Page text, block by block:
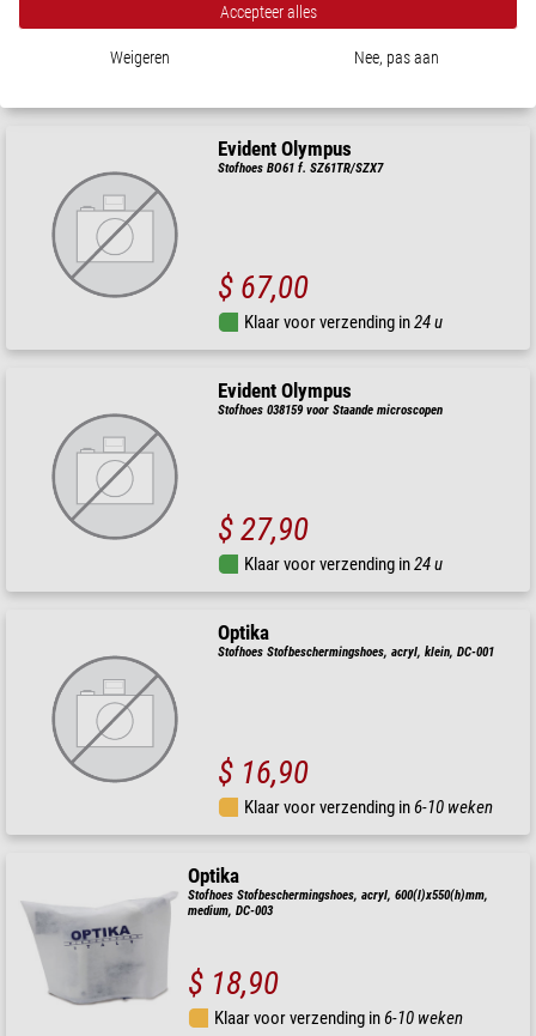
Evident Olympus
Stofhoes BO61 f. SZ61TR/SZX7
$ 67,00
Klaar voor verzending in24 u
Evident Olympus
Stofhoes 038159 voor Staande microscopen
$ 27,90
Klaar voor verzending in24 u
Optika
Stofhoes Stofbeschermingshoes, acryl, klein, DC-001
$ 16,90
Klaar voor verzending in6-10 weken
Optika
Stofhoes Stofbeschermingshoes, acryl, 600(l)x550(h)mm,
medium, DC-003
$ 18,90
Klaar voor verzending in6-10 weken
Accepteer alles
Weigeren Nee, pas aan